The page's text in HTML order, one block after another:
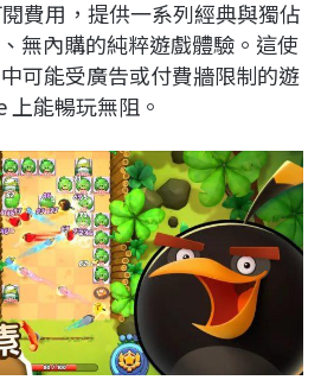
費用，提供一系列經典與獨佔
無內購的純粹遊戲體驗。這使
可能受廣告或付費牆限制的遊
能暢玩無阻。